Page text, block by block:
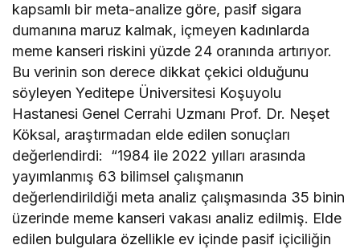
kapsamlı bir meta-analize göre, pasif sigara
dumanına maruz kalmak, içmeyen kadınlarda
meme kanseri riskini yüzde 24 oranında artırıyor.
Bu verinin son derece dikkat çekici olduğunu
söyleyen Yeditepe Üniversitesi Koşuyolu
Hastanesi Genel Cerrahi Uzmanı Prof. Dr. Neşet
Köksal, araştırmadan elde edilen sonuçları
değerlendirdi: “1984 ile 2022 yılları arasında
yayımlanmış 63 bilimsel çalışmanın
değerlendirildiği meta analiz çalışmasında 35 binin
üzerinde meme kanseri vakası analiz edilmiş. Elde
edilen bulgulara özellikle ev içinde pasif içiciliğin